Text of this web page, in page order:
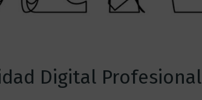
Digital Profesional